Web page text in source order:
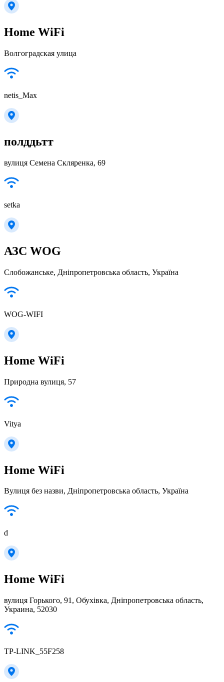
Home WiFi
Волгоградская улица
netis_Max
полддьтт
вулиця Семена Скляренка, 69
setka
АЗС WOG
Слобожанське, Дніпропетровська область, Україна
WOG-WIFI
Home WiFi
Природна вулиця, 57
Vitya
Home WiFi
Вулиця без назви, Дніпропетровська область, Україна
d
Home WiFi
вулиця Горького, 91, Обухівка, Дніпропетровська область,
Украина, 52030
TP-LINK_55F258